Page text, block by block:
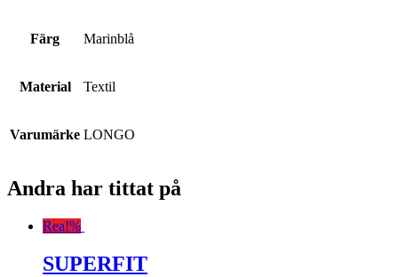
Färg Marinblå
Material Textil
Varumärke LONGO
Andra har tittat på
Rea!%
SUPERFIT